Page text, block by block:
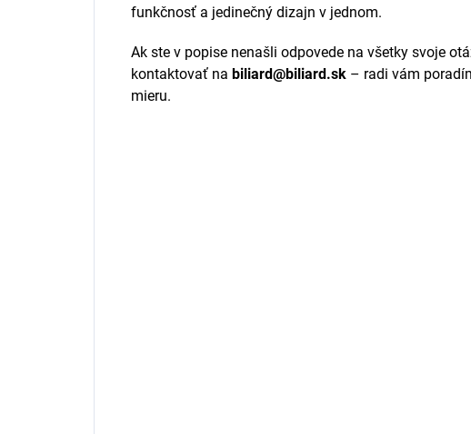
funkčnosť a jedinečný dizajn v jednom.
Ak ste v popise nenašli odpovede na všetky svoje
kontaktovať na biliard@biliard.sk – radi vám
mieru.